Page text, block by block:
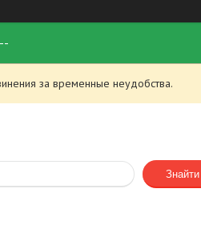
--
за временные неудобства.
Знайти